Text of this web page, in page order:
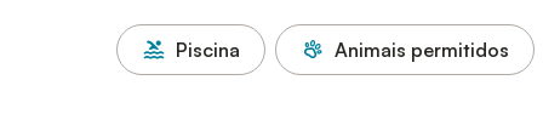
Piscina Animais permitidos